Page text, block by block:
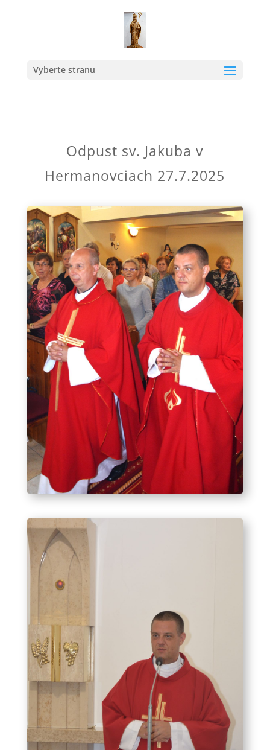
Vyberte stranu
Odpust sv. Jakuba v
Hermanovciach 27.7.2025